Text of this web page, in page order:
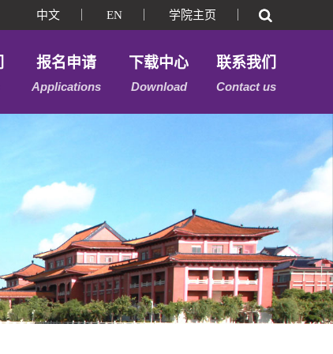
中文 EN 学院主页
报名申请
Applications
下载中心
Download
联系我们
Contact us